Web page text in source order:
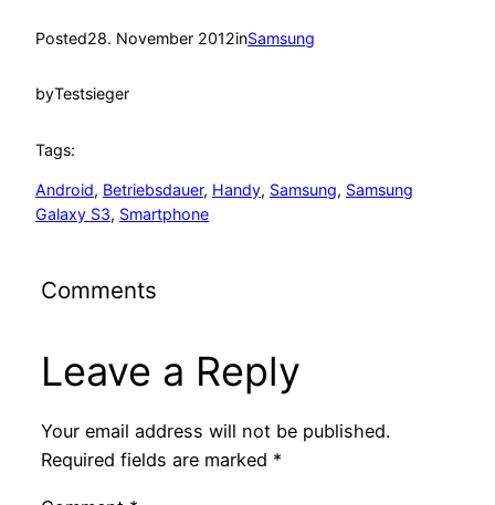
Posted28. November 2012inSamsung
byTestsieger
Tags:
Android, Betriebsdauer, Handy, Samsung, Samsung
Galaxy S3, Smartphone
Comments
Leave a Reply
Your email address will not be published.
Required fields are marked *